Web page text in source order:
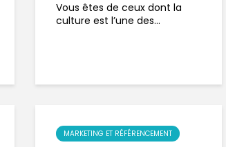
Vous êtes de ceux dont la
culture est l’une des...
MARKETING ET RÉFÉRENCEMENT